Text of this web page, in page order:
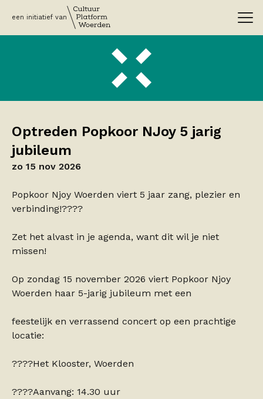
een initiatief van
Optreden Popkoor NJoy 5 jarig
jubileum
zo 15 nov 2026
Popkoor Njoy Woerden viert 5 jaar zang, plezier en
verbinding!????
Zet het alvast in je agenda, want dit wil je niet
missen!
Op zondag 15 november 2026 viert Popkoor Njoy
Woerden haar 5-jarig jubileum met een
feestelijk en verrassend concert op een prachtige
locatie:
????Het Klooster, Woerden
????Aanvang: 14.30 uur